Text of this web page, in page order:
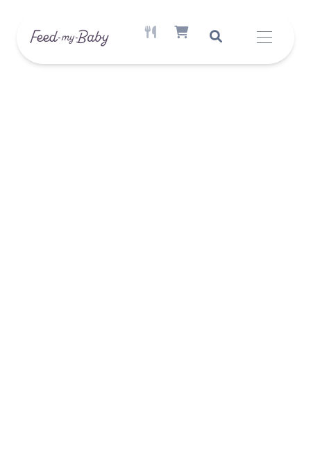
AKTÍV ÉTREND ELÉRHETŐ
SHOPPING CART ITEM COUNT